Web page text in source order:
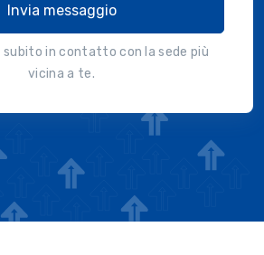
Invia messaggio
in contatto con la sede più
vicina a te.